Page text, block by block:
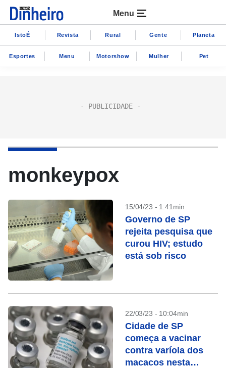
Menu
IstoÉ Revista Rural Gente Planeta
Esportes Menu Motorshow Mulher Pet
monkeypox
15/04/23 - 1:41min
Governo de SP
rejeita pesquisa que
curou HIV; estudo
está sob risco
22/03/23 - 10:04min
Cidade de SP
começa a vacinar
contra varíola dos
macacos nesta